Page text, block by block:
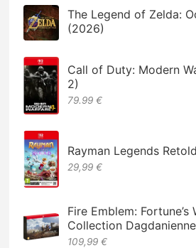
The Legend of Zelda:
(2026)
Call of Duty: Modern
2)
79.99 €
Rayman Legends
29,99 €
Fire Emblem: Fortune’s
Collection Dagdanienne
109,99 €